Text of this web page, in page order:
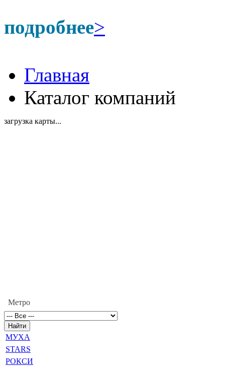
подробнее>
Главная
Каталог компаний
загрузка карты...
Метро
МУХА
STARS
РОКСИ